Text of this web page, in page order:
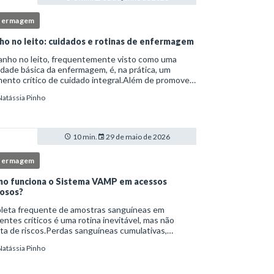
no leito: cuidados e rotinas de enfermagem
no leito, frequentemente visto como uma
básica da enfermagem, é, na prática, um
crítico de cuidado integral.Além de promover
prevenção de complicações e fortalec
Pinho
10 min. 29 de maio de 2026
funciona o Sistema VAMP em acessos
frequente de amostras sanguíneas em
críticos é uma rotina inevitável, mas não
de riscos.Perdas sanguíneas cumulativas,
de múltiplas punções e manipulação
Pinho